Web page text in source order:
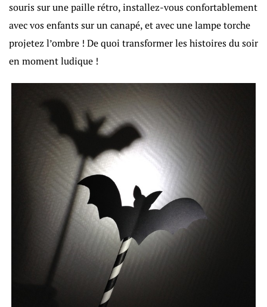
souris sur une paille rétro, installez-vous confortablement
avec vos enfants sur un canapé, et avec une lampe torche
projetez l’ombre ! De quoi transformer les histoires du soir
en moment ludique !